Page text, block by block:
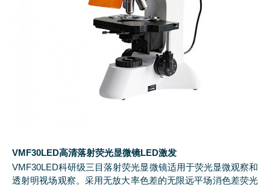
VMF30LED高清落射荧光显微镜LED激发
VMF30LED科研级三目落射荧光显微镜适用于荧光显微观察和
透射明视场观察。采用无放大率色差的无限远平场消色差荧光